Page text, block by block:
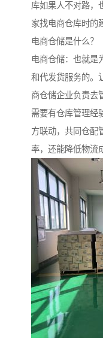
库如果人不对路，
家找电商仓库时的
电商仓储是什么？
电商仓储：也就是
和代发货服务的。
商仓储企业负责去
需要有仓库管理经
方联动，共同仓配
率，还能降低物流